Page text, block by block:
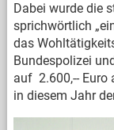
Dabei wurde die
sprichwörtlich
das
Bundespolizei
auf 2.600,-- Euro
in diesem Jahr